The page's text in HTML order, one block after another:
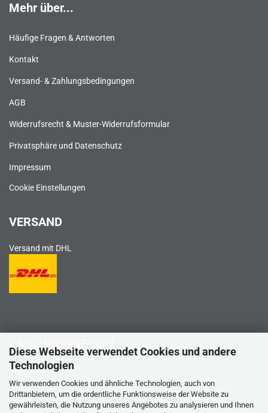
Diese Webseite verwendet Cookies und andere
Technologien
Wir verwenden Cookies und ähnliche Technologien, auch von
Drittanbietern, um die ordentliche Funktionsweise der Website zu
gewährleisten, die Nutzung unseres Angebotes zu analysieren und Ihnen
Mehr über...
Häufige Fragen & Antworten
Kontakt
Versand- & Zahlungsbedingungen
AGB
Widerrufsrecht & Muster-Widerrufsformular
Privatsphäre und Datenschutz
Impressum
Cookie Einstellungen
VERSAND
Versand mit DHL
ZAHLUNGSWEISEN
PayPal